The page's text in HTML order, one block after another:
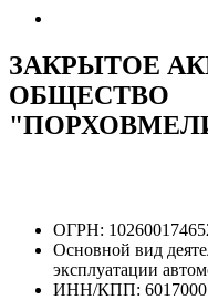
ЗАКРЫТОЕ
ОБЩЕСТВО
ОГРН:
Основной вид
эксплуатации
ИНН/КПП: